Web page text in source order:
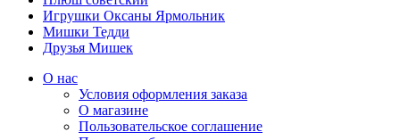
Игрушки Оксаны Ярмольник
Мишки Тедди
Друзья Мишек
О нас
Условия оформления заказа
О магазине
Пользовательское соглашение